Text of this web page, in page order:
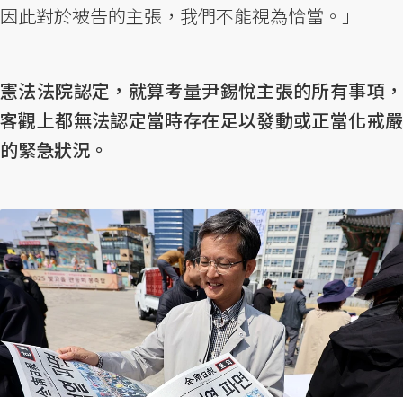
因此對於被告的主張，我們不能視為恰當。」
憲法法院認定，就算考量尹錫悅主張的所有事項，
客觀上都無法認定當時存在足以發動或正當化戒嚴
的緊急狀況。